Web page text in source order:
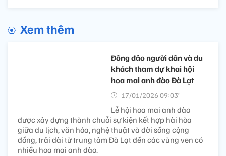
Xem thêm
Đông đảo người dân và du
khách tham dự khai hội
hoa mai anh đào Đà Lạt
17/01/2026 09:03’
Lễ hội hoa mai anh đào
được xây dựng thành chuỗi sự kiện kết hợp hài hòa
giữa du lịch, văn hóa, nghệ thuật và đời sống cộng
đồng, trải dài từ trung tâm Đà Lạt đến các vùng ven có
nhiều hoa mai anh đào.